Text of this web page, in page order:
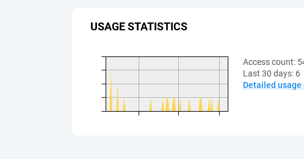
USAGE STATISTICS
Access count:
Last 30 days: 6
Detailed